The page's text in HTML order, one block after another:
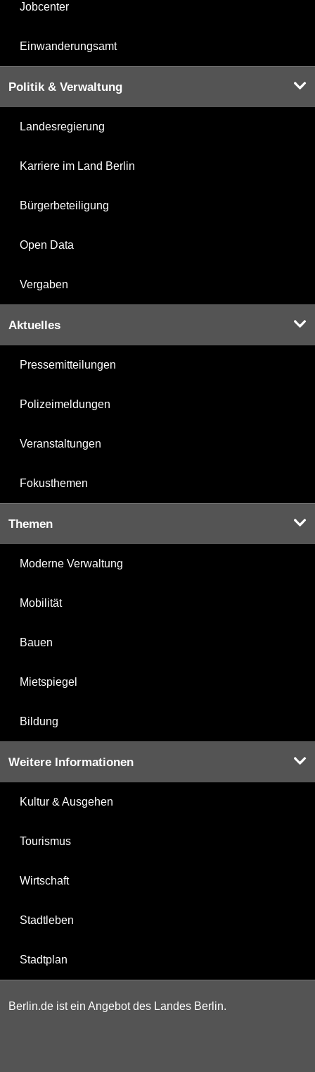
Jobcenter
Einwanderungsamt
Politik & Verwaltung
Landesregierung
Karriere im Land Berlin
Bürgerbeteiligung
Open Data
Vergaben
Aktuelles
Pressemitteilungen
Polizeimeldungen
Veranstaltungen
Fokusthemen
Themen
Moderne Verwaltung
Mobilität
Bauen
Mietspiegel
Bildung
Weitere Informationen
Kultur & Ausgehen
Tourismus
Wirtschaft
Stadtleben
Stadtplan
Berlin.de ist ein Angebot des Landes Berlin.